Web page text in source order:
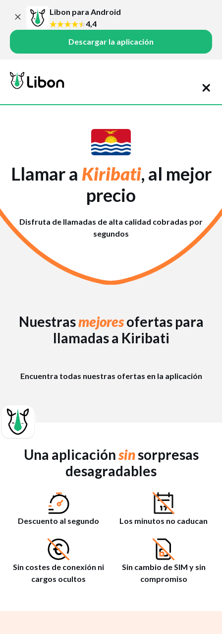
Libon para Android
4,4
Descargar la aplicación
Llamar a Kiribati, al mejor
precio
Disfruta de llamadas de alta calidad cobradas por
segundos
Nuestrasmejoresofertas para
llamadas a Kiribati
Encuentra todas nuestras ofertas en la aplicación
Una aplicaciónsinsorpresas
desagradables
Descuento al segundo Los minutos no caducan
Sin costes de conexión ni
cargos ocultos
Sin cambio de SIM y sin
compromiso